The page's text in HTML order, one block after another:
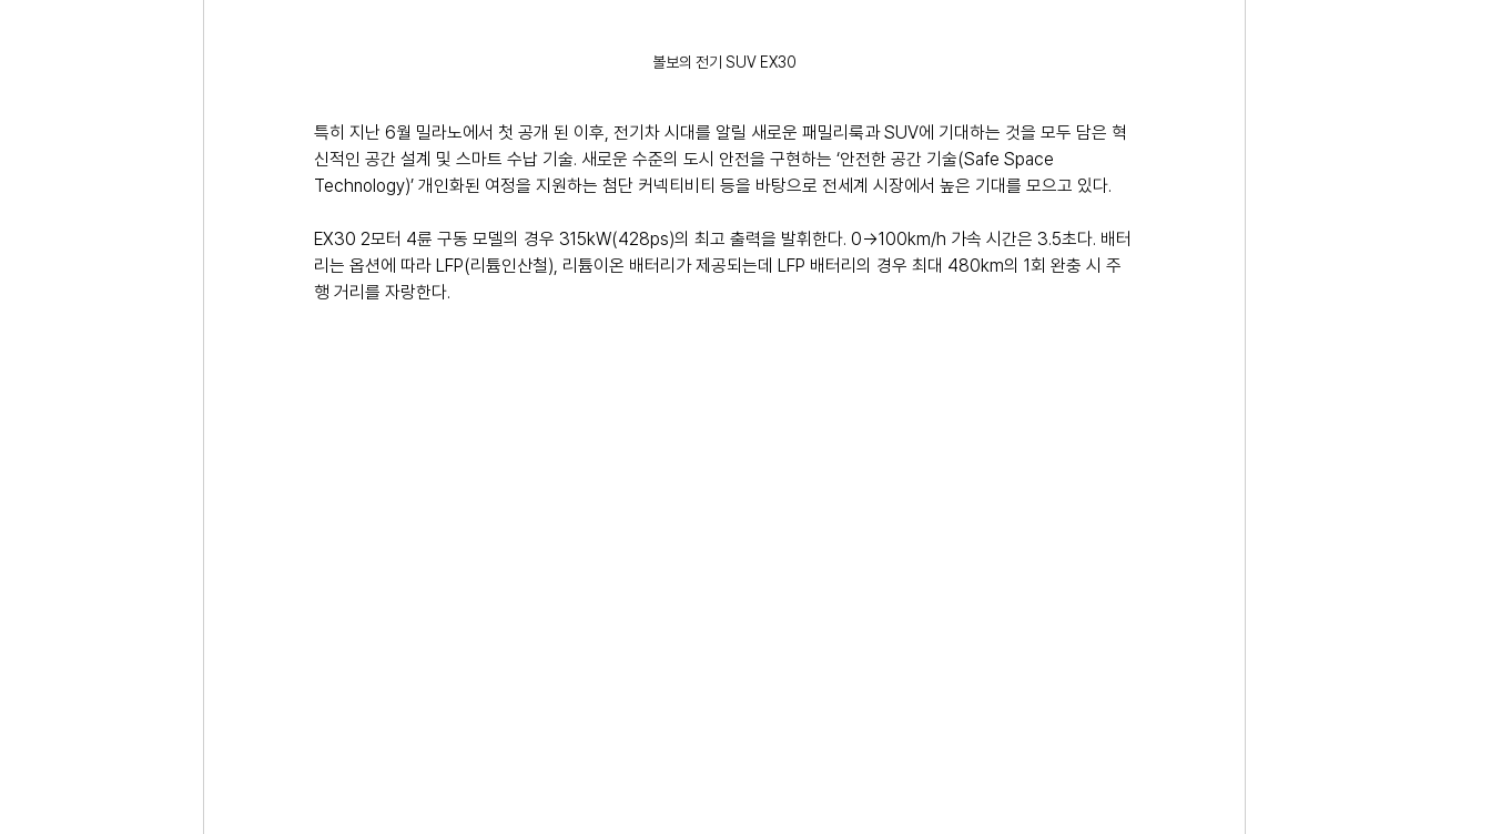
볼보의 전기 SUV EX30
특히 지난 6월 밀라노에서 첫 공개 된 이후, 전기차 시대를 알릴 새로운 패밀리룩과 SUV에 기대하는 것을 모두 담은 혁
신적인 공간 설계 및 스마트 수납 기술. 새로운 수준의 도시 안전을 구현하는 ‘안전한 공간 기술(Safe Space
Technology)’ 개인화된 여정을 지원하는 첨단 커넥티비티 등을 바탕으로 전세계 시장에서 높은 기대를 모으고 있다.
EX30 2모터 4륜 구동 모델의 경우 315kW(428ps)의 최고 출력을 발휘한다. 0→100km/h 가속 시간은 3.5초다. 배터
리는 옵션에 따라 LFP(리튬인산철), 리튬이온 배터리가 제공되는데 LFP 배터리의 경우 최대 480km의 1회 완충 시 주
행 거리를 자랑한다.